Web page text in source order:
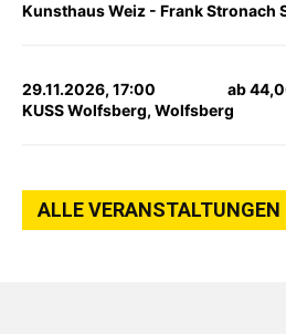
Kunsthaus Weiz - Frank Stronach
29.11.2026, 17:00
KUSS Wolfsberg, Wolfsberg
ab
ALLE VERANSTALTUNGEN